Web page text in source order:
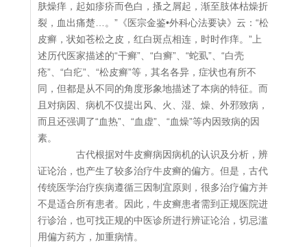
肤燥痒，起如疹疥而色白，搔之屑起，渐至肢体枯燥折
裂，血出痛楚…。”《医宗金鉴•外科心法要诀》云：“松
皮癣，状如苍松之皮，红白斑点相连，时时作痒。”上
述历代医家描述的“干癣”、“白癣”、“蛇虱”、“白壳
疮”、“白疕”、“松皮癣”等，其名各异，症状也有所不
同，但都是从不同的角度形象地描述了本病的特征。而
且对病因、病机不仅提出风、火、湿、燥、外邪致病，
而且还强调了“血热”、“血虚”、“血燥”等内因致病的因
素。
古代根据对牛皮癣病因病机的认识及分析，辨
证论治，也产生了较多治疗牛皮癣的偏方。但是，古代
传统医学治疗疾病遵循三因制宜原则，很多治疗偏方并
不是适合所有患者。因此，牛皮癣患者需到正规医院进
行诊治，也可找正规的中医诊所进行辨证论治，切忌滥
用偏方药方，加重病情。